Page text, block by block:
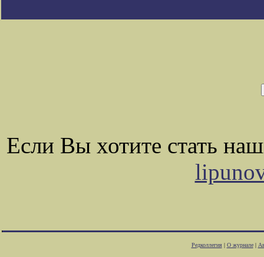
Если Вы хотите стать
Редколлегия| О журнале|